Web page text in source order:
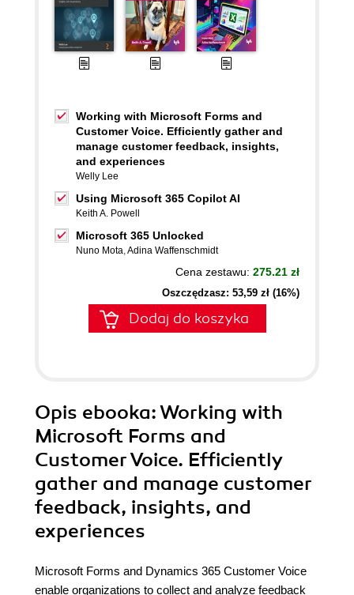
Working with Microsoft Forms and
Customer Voice. Efficiently gather and
manage customer feedback, insights,
and experiences
Welly Lee
Using Microsoft 365 Copilot AI
Keith A. Powell
Microsoft 365 Unlocked
Nuno Mota,Adina Waffenschmidt
Cena zestawu: 275.21 zł
Oszczędzasz: 53,59 zł (16%)
Dodaj do koszyka
Opis ebooka: Working with
Microsoft Forms and
Customer Voice. Efficiently
gather and manage customer
feedback, insights, and
experiences
Microsoft Forms and Dynamics 365 Customer Voice
enable organizations to collect and analyze feedback